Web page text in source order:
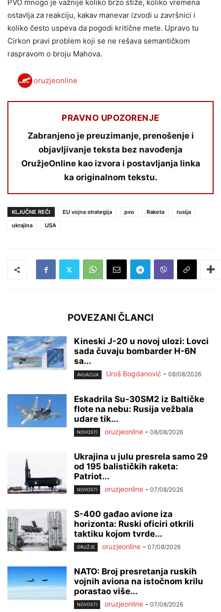
PVO mnogo je važnije koliko brzo stiže, koliko vremena
ostavlja za reakciju, kakav manevar izvodi u završnici i
koliko često uspeva da pogodi kritične mete. Upravo tu
Cirkon pravi problem koji se ne rešava semantičkom
raspravom o broju Mahova.
oruzjeonline
PRAVNO UPOZORENJE
Zabranjeno je preuzimanje, prenošenje i
objavljivanje teksta bez navođenja
OružjeOnline kao izvora i postavljanja linka
ka originalnom tekstu.
KLJUČNE REČI EU vojna strategija pvo Raketa
rusija
ukrajina
USA
POVEZANI ČLANCI
Kineski J-20 u novoj ulozi: Lovci
sada čuvaju bombarder H-6N
sa...
AVIJACIJA Uroš Bogdanović - 08/08/2026
Eskadrila Su-30SM2 iz Baltičke
flote na nebu: Rusija vežbala
udare tik...
NOVOSTI oruzjeonline - 08/08/2026
Ukrajina u julu presrela samo 29
od 195 balističkih raketa:
Patriot...
NOVOSTI oruzjeonline - 07/08/2026
S-400 gađao avione iza
horizonta: Ruski oficiri otkrili
taktiku kojom tvrde...
ORUŽJE oruzjeonline - 07/08/2026
NATO: Broj presretanja ruskih
vojnih aviona na istočnom krilu
porastao više...
NOVOSTI oruzjeonline - 07/08/2026